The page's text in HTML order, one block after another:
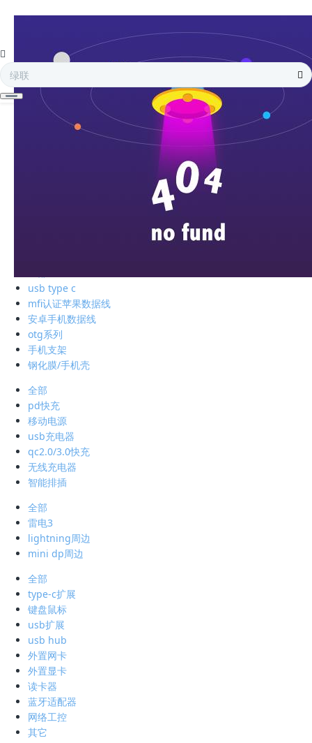
全部
蓝牙耳机
手机周边
智能充电
苹果周边
usb type c
mfi认证苹果数据线
安卓手机数据线
otg系列
手机支架
钢化膜/手机壳
全部
pd快充
移动电源
usb充电器
qc2.0/3.0快充
无线充电器
智能排插
全部
雷电3
lightning周边
mini dp周边
全部
type-c扩展
键盘鼠标
usb扩展
usb hub
外置网卡
外置显卡
读卡器
蓝牙适配器
网络工控
其它